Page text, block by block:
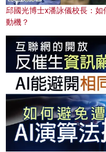
邱國光博士x潘詠儀校長：
動機？